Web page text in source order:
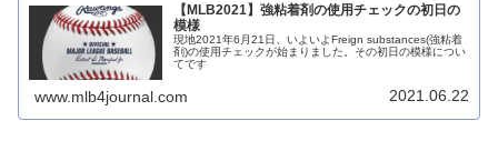
【MLB2021】強粘着剤の使用チェックの初日の
模様
現地2021年6月21日、いよいよFreign substances(強粘着
剤)の使用チェックが始まりました。その初日の模様につい
てです
www.mlb4journal.com 2021.06.22